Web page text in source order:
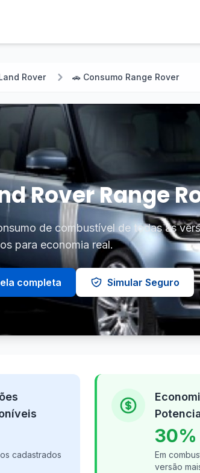
Rover 🚗 Consumo Range Rover
Rover Range
de combustível de todas as
para economia real.
completa Simular Seguro
cadastrados
30%
Em
versão